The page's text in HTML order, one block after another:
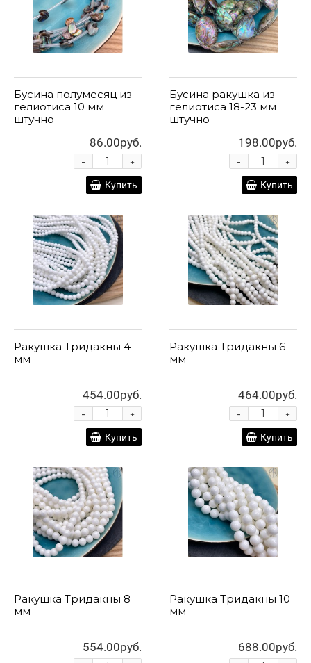
Бусина полумесяц из
гелиотиса 10 мм
штучно
86.00руб.
+
-
Купить
Бусина ракушка из
гелиотиса 18-23 мм
штучно
198.00руб.
+
-
Купить
Ракушка Тридакны 4
мм
454.00руб.
+
-
Купить
Ракушка Тридакны 6
мм
464.00руб.
+
-
Купить
Ракушка Тридакны 8
мм
554.00руб.
Ракушка Тридакны 10
мм
688.00руб.